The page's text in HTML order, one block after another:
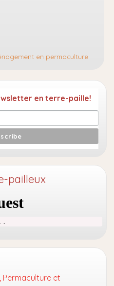
en permaculture
en terre-paille!
pailleux
Permaculture et